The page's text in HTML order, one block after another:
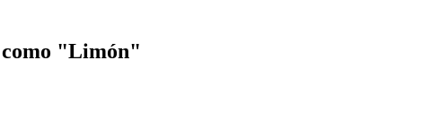
como "Limón"